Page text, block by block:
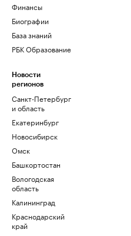
Финансы
Биографии
База знаний
РБК Образование
Новости
регионов
Санкт-Петербург
и область
Екатеринбург
Новосибирск
Омск
Башкортостан
Вологодская
область
Калининград
Краснодарский
край